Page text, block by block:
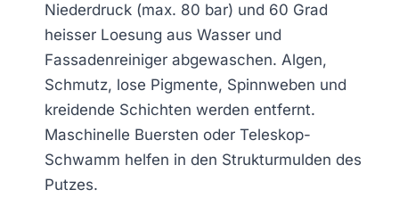
Niederdruck (max. 80 bar) und 60 Grad
heisser Loesung aus Wasser und
Fassadenreiniger abgewaschen. Algen,
Schmutz, lose Pigmente, Spinnweben und
kreidende Schichten werden entfernt.
Maschinelle Buersten oder Teleskop-
Schwamm helfen in den Strukturmulden des
Putzes.